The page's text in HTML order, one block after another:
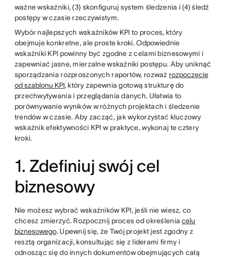
ważne wskaźniki, (3) skonfiguruj system śledzenia i (4) śledź
postępy w czasie rzeczywistym.
Wybór najlepszych wskaźników KPI to proces, który
obejmuje konkretne, ale proste kroki. Odpowiednie
wskaźniki KPI powinny być zgodne z celami biznesowymi i
zapewniać jasne, mierzalne wskaźniki postępu. Aby uniknąć
sporządzania rozproszonych raportów, rozważ rozpoczęcie
od szablonu KPI, który zapewnia gotową strukturę do
przechwytywania i przeglądania danych. Ułatwia to
porównywanie wyników w różnych projektach i śledzenie
trendów w czasie. Aby zacząć, jak wykorzystać kluczowy
wskaźnik efektywności KPI w praktyce, wykonaj te cztery
kroki.
1. Zdefiniuj swój cel
biznesowy
Nie możesz wybrać wskaźników KPI, jeśli nie wiesz, co
chcesz zmierzyć. Rozpocznij proces od określeniacelu
biznesowego. Upewnij się, że Twój projekt jest zgodny z
resztą organizacji, konsultując się z liderami firmy i
odnosząc się do innych dokumentów obejmujących całą